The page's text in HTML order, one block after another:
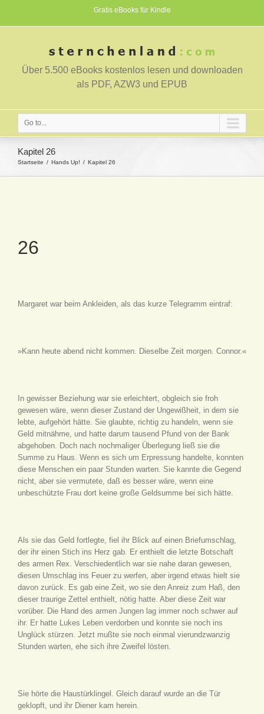
Gratis eBooks für Kindle
Über 5.500 eBooks kostenlos lesen und downloaden
als PDF, AZW3 und EPUB
Go to...
Kapitel 26
Startseite Hands Up! Kapitel 26
26
Margaret war beim Ankleiden, als das kurze Telegramm eintraf:
»Kann heute abend nicht kommen. Dieselbe Zeit morgen. Connor.«
In gewisser Beziehung war sie erleichtert, obgleich sie froh
gewesen wäre, wenn dieser Zustand der Ungewißheit, in dem sie
lebte, aufgehört hätte. Sie glaubte, richtig zu handeln, wenn sie
Geld mitnähme, und hatte darum tausend Pfund von der Bank
abgehoben. Doch nach nochmaliger Überlegung ließ sie die
Summe zu Haus. Wenn es sich um Erpressung handelte, konnten
diese Menschen ein paar Stunden warten. Sie kannte die Gegend
nicht, aber sie vermutete, daß es besser wäre, wenn eine
unbeschützte Frau dort keine große Geldsumme bei sich hätte.
Als sie das Geld fortlegte, fiel ihr Blick auf einen Briefumschlag,
der ihr einen Stich ins Herz gab. Er enthielt die letzte Botschaft
des armen Rex. Verschiedentlich war sie nahe daran gewesen,
diesen Umschlag ins Feuer zu werfen, aber irgend etwas hielt sie
davon zurück. Es gab eine Zeit, wo sie den Anreiz zum Haß, den
dieser traurige Zettel enthielt, nötig hatte. Aber diese Zeit war
vorüber. Die Hand des armen Jungen lag immer noch schwer auf
ihr. Er hatte Lukes Leben verdorben und konnte sie noch ins
Unglück stürzen. Jetzt mußte sie noch einmal vierundzwanzig
Stunden warten, ehe sich ihre Zweifel lösten.
Sie hörte die Haustürklingel. Gleich darauf wurde an die Tür
geklopft, und ihr Diener kam herein.